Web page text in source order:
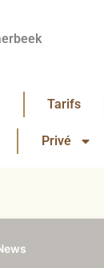
Tarifs
Privé